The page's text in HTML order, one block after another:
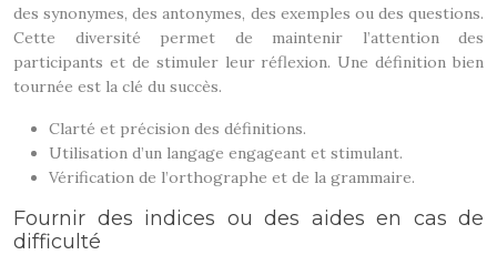
des synonymes, des antonymes, des exemples ou des questions.
Cette diversité permet de maintenir l’attention des
participants et de stimuler leur réflexion. Une définition bien
tournée est la clé du succès.
Clarté et précision des définitions.
Utilisation d’un langage engageant et stimulant.
Vérification de l’orthographe et de la grammaire.
Fournir des indices ou des aides en cas de
difficulté